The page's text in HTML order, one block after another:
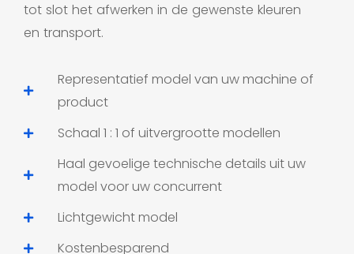
tot slot het afwerken in de gewenste kleuren
en transport.
Representatief model van uw machine of
product
Schaal 1 : 1 of uitvergrootte modellen
Haal gevoelige technische details uit uw
model voor uw concurrent
Lichtgewicht model
Kostenbesparend